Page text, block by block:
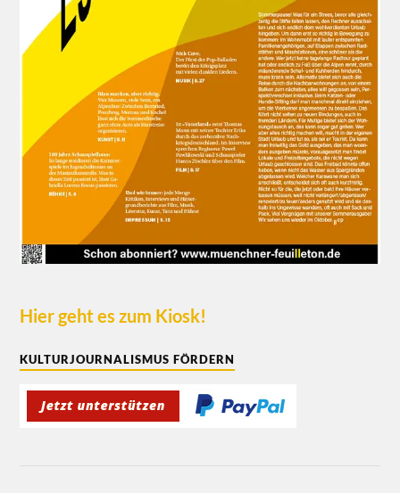
Hier geht es zum Kiosk!
KULTURJOURNALISMUS FÖRDERN